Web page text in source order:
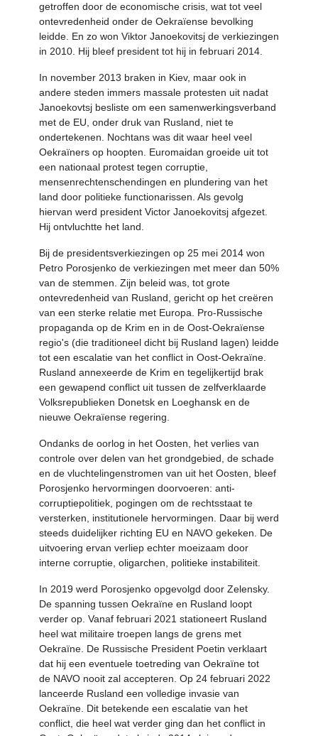
getroffen door de economische crisis, wat tot veel
ontevredenheid onder de Oekraïense bevolking
leidde. En zo won Viktor Janoekovitsj de verkiezingen
in 2010. Hij bleef president tot hij in februari 2014.
In november 2013 braken in Kiev, maar ook in
andere steden immers massale protesten uit nadat
Janoekovtsj besliste om een samenwerkingsverband
met de EU, onder druk van Rusland, niet te
ondertekenen. Nochtans was dit waar heel veel
Oekraïners op hoopten. Euromaidan groeide uit tot
een nationaal protest tegen corruptie,
mensenrechtenschendingen en plundering van het
land door politieke functionarissen. Als gevolg
hiervan werd president Victor Janoekovitsj afgezet.
Hij ontvluchtte het land.
Bij de presidentsverkiezingen op 25 mei 2014 won
Petro Porosjenko de verkiezingen met meer dan 50%
van de stemmen. Zijn beleid was, tot grote
ontevredenheid van Rusland, gericht op het creëren
van een sterke relatie met Europa. Pro-Russische
propaganda op de Krim en in de Oost-Oekraïense
regio's (die traditioneel dicht bij Rusland lagen) leidde
tot een escalatie van het conflict in Oost-Oekraïne.
Rusland annexeerde de Krim en tegelijkertijd brak
een gewapend conflict uit tussen de zelfverklaarde
Volksrepublieken Donetsk en Loeghansk en de
nieuwe Oekraïense regering.
Ondanks de oorlog in het Oosten, het verlies van
controle over delen van het grondgebied, de schade
en de vluchtelingenstromen van uit het Oosten, bleef
Porosjenko hervormingen doorvoeren: anti-
corruptiepolitiek, pogingen om de rechtsstaat te
versterken, institutionele hervormingen. Daar bij werd
steeds duidelijker richting EU en NAVO gekeken. De
uitvoering ervan verliep echter moeizaam door
interne corruptie, oligarchen, politieke instabiliteit.
In 2019 werd Porosjenko opgevolgd door Zelensky.
De spanning tussen Oekraïne en Rusland loopt
verder op. Vanaf februari 2021 stationeert Rusland
heel wat militaire troepen langs de grens met
Oekraïne. De Russische President Poetin verklaart
dat hij een eventuele toetreding van Oekraïne tot
de NAVO nooit zal accepteren. Op 24 februari 2022
lanceerde Rusland een volledige invasie van
Oekraïne. Dit betekende een escalatie van het
conflict, die heel wat verder ging dan het conflict in